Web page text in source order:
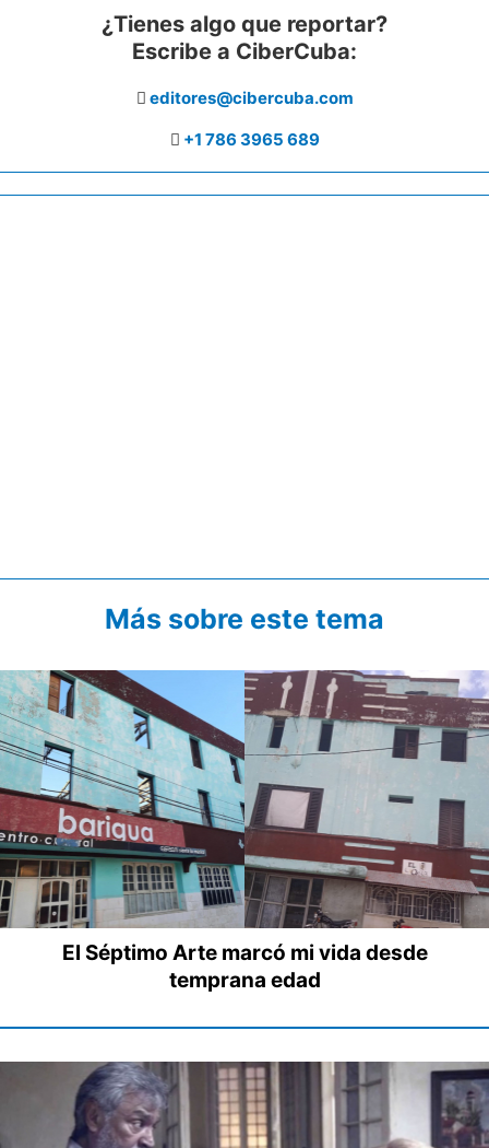
¿Tienes algo que reportar?
Escribe a CiberCuba:
editores@cibercuba.com
+1 786 3965 689
Más sobre este tema
El Séptimo Arte marcó mi vida desde
temprana edad